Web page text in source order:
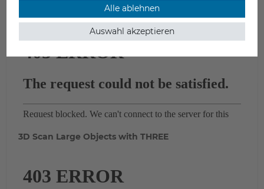
3D Scan Medium-Sized Objects with THREE
3D Scan Large Objects with THREE
Alle ablehnen
Auswahl akzeptieren